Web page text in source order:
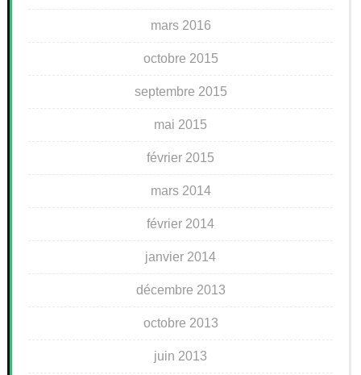
mars 2016
octobre 2015
septembre 2015
mai 2015
février 2015
mars 2014
février 2014
janvier 2014
décembre 2013
octobre 2013
juin 2013